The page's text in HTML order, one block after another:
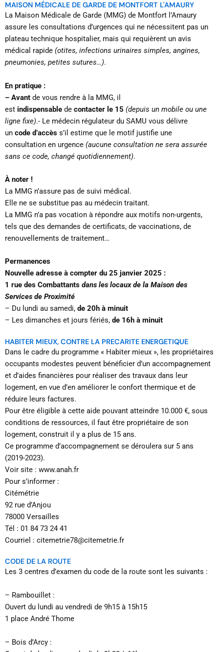
MAISON MÉDICALE DE GARDE DE MONTFORT L'AMAURY
La Maison Médicale de Garde (MMG) de Montfort l’Amaury
assure les consultations d’urgences qui ne nécessitent pas un
plateau technique hospitalier, mais qui requièrent un avis
médical rapide (otites, infections urinaires simples, angines,
pneumonies, petites sutures…).
En pratique :
– Avant de vous rendre à la MMG, il
est indispensable de contacter le 15 (depuis un mobile ou une
ligne fixe).- Le médecin régulateur du SAMU vous délivre
un code d’accès s’il estime que le motif justifie une
consultation en urgence (aucune consultation ne sera assurée
sans ce code, changé quotidiennement).
À noter !
La MMG n’assure pas de suivi médical.
Elle ne se substitue pas au médecin traitant.
La MMG n’a pas vocation à répondre aux motifs non-urgents,
tels que des demandes de certificats, de vaccinations, de
renouvellements de traitement…
Permanences
Nouvelle adresse à compter du 25 janvier 2025 :
1 rue des Combattants dans les locaux de la Maison des
Services de Proximité
– Du lundi au samedi, de 20h à minuit
– Les dimanches et jours fériés, de 16h à minuit
HABITER MIEUX, CONTRE LA PRECARITE ENERGETIQUE
Dans le cadre du programme « Habiter mieux », les propriétaires
occupants modestes peuvent bénéficier d’un accompagnement
et d’aides financières pour réaliser des travaux dans leur
logement, en vue d’en améliorer le confort thermique et de
réduire leurs factures.
Pour être éligible à cette aide pouvant atteindre 10.000 €, sous
conditions de ressources, il faut être propriétaire de son
logement, construit il y a plus de 15 ans.
Ce programme d’accompagnement se déroulera sur 5 ans
(2019-2023).
Voir site : www.anah.fr
Pour s’informer :
Citémétrie
92 rue d’Anjou
78000 Versailles
Tél : 01 84 73 24 41
Courriel : citemetrie78@citemetrie.fr
CODE DE LA ROUTE
Les 3 centres d’examen du code de la route sont les suivants :
– Rambouillet :
Ouvert du lundi au vendredi de 9h15 à 15h15
1 place André Thome
– Bois d’Arcy :